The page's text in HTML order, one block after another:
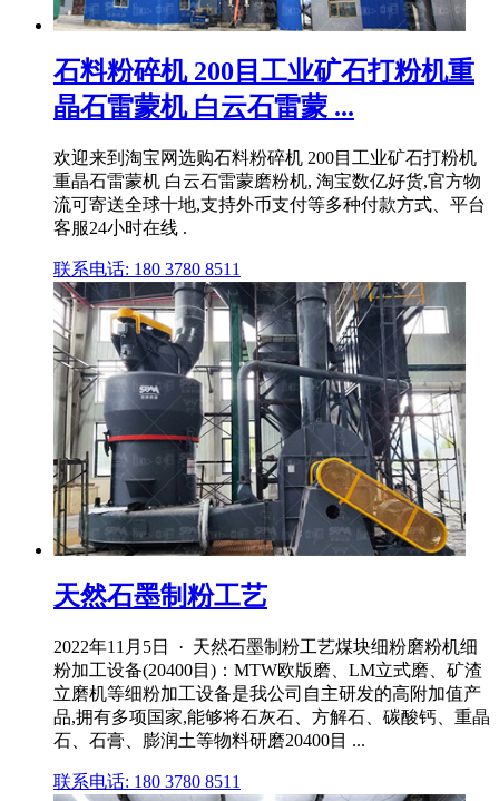
石料粉碎机 200目工业矿石打粉机重
晶石雷蒙机 白云石雷蒙 ...
欢迎来到淘宝网选购石料粉碎机 200目工业矿石打粉机
重晶石雷蒙机 白云石雷蒙磨粉机, 淘宝数亿好货,官方物
流可寄送全球十地,支持外币支付等多种付款方式、平台
客服24小时在线 .
联系电话: 180 3780 8511
天然石墨制粉工艺
2022年11月5日 · 天然石墨制粉工艺煤块细粉磨粉机细
粉加工设备(20400目)：MTW欧版磨、LM立式磨、矿渣
立磨机等细粉加工设备是我公司自主研发的高附加值产
品,拥有多项国家,能够将石灰石、方解石、碳酸钙、重晶
石、石膏、膨润土等物料研磨20400目 ...
联系电话: 180 3780 8511